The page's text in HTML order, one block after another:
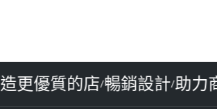
/打造更優質的店/暢銷設計/助